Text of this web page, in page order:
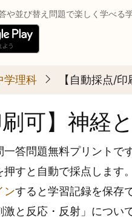
や並び替え問題で楽しく学べる
学理科 【自動採点/
刷可】神経
答問題無料プリントです
すと自動で採点します
ンすると学習記録を保存
と反応・反射」につい